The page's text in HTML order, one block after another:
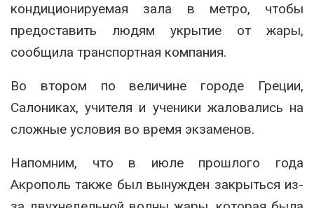
кондиционируемая зала в метро, чтобы
предоставить людям укрытие от жары,
сообщила транспортная компания.
Во втором по величине городе Греции,
Салониках, учителя и ученики жаловались на
сложные условия во время экзаменов.
Напомним, что в июле прошлого года
Акрополь также был вынужден закрыться из-